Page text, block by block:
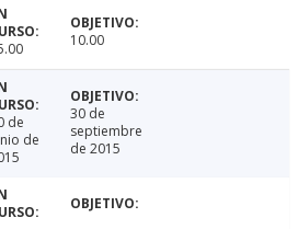
10.00
de
de
30 de
septiembre
de 2015